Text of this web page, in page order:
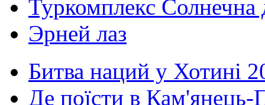
Туркомплекс Солнечна
Эрней лаз
Битва наций у Хотині
Де поїсти в Кам'янець-